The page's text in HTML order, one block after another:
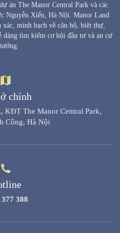
án The Manor Central Park và các
Nguyễn Xiển, Hà Nội. Manor Land
minh bạch về căn hộ, biệt thự,
dàng tìm kiếm cơ hội đầu tư và an cư
chính
KĐT The Manor Central Park,
Công, Hà Nội
388